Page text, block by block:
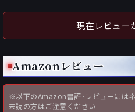
現在レビュー
Amazonレビュー
※以下のAmazon書評･レビューには
未読の方はご注意ください